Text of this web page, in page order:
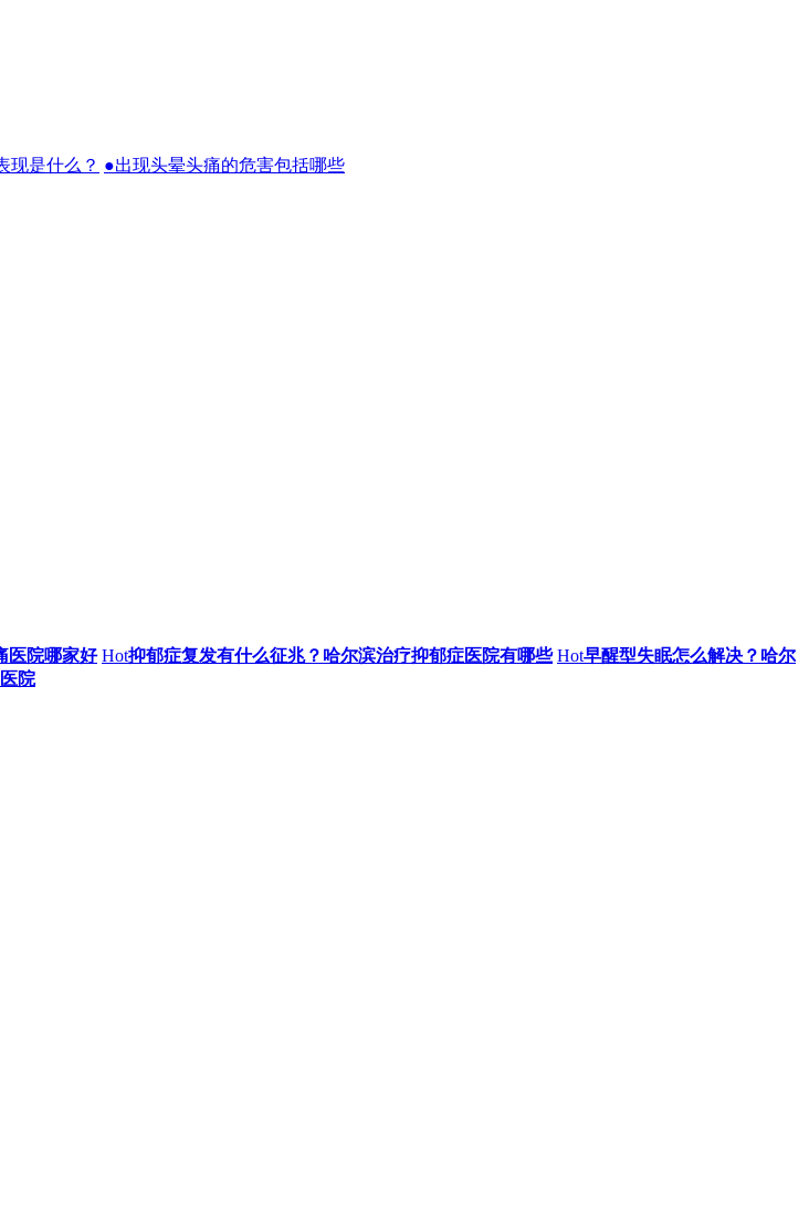
现是什么？ ●出现头晕头痛的危害包括哪些
医院哪家好 Hot抑郁症复发有什么征兆？哈尔滨治疗抑郁症医院有哪些 Hot早醒型失眠怎么解决？哈尔
院